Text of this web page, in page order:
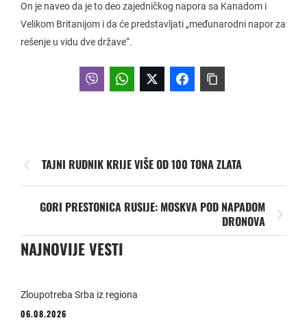
On je naveo da je to deo zajedničkog napora sa Kanadom i
Velikom Britanijom i da će predstavljati „međunarodni napor za
rešenje u vidu dve države“.
TAJNI RUDNIK KRIJE VIŠE OD 100 TONA ZLATA
GORI PRESTONICA RUSIJE: MOSKVA POD NAPADOM
DRONOVA
NAJNOVIJE VESTI
Zloupotreba Srba iz regiona
06.08.2026